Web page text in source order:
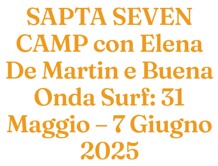
SAPTA SEVEN
CAMP con Elena
De Martin e Buena
Onda Surf: 31
Maggio – 7 Giugno
2025